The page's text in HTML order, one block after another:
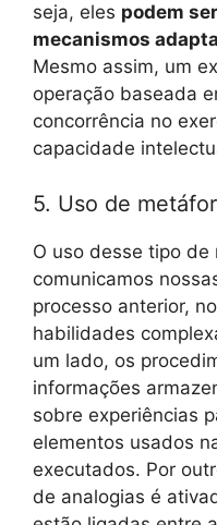
seja, eles podem
mecanismos
Mesmo assim, um
operação baseada
concorrência no
capacidade
5. Uso de
O uso desse tipo de
comunicamos
processo anterior,
habilidades
um lado, os
informações
sobre experiências
elementos usados
executados. Por
de analogias é